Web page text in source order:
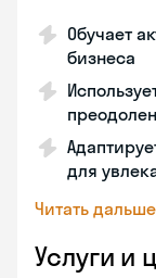
Обучает
бизнеса
для
Читать дальше
Услуги и